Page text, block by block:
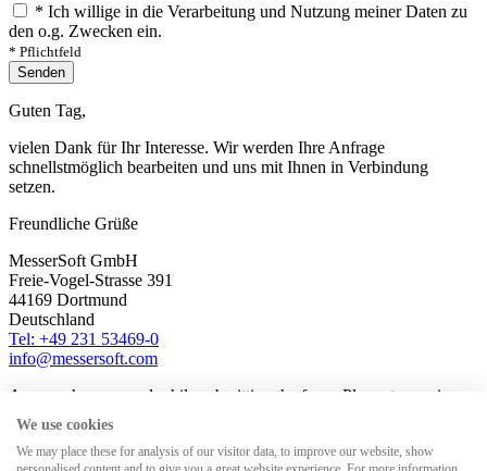
* Ich willige in die Verarbeitung und Nutzung meiner Daten zu
den o.g. Zwecken ein.
* Pflichtfeld
Senden
Guten Tag,
vielen Dank für Ihr Interesse. Wir werden Ihre Anfrage
schnellstmöglich bearbeiten und uns mit Ihnen in Verbindung
setzen.
Freundliche Grüße
MesserSoft GmbH
Freie-Vogel-Strasse 391
44169 Dortmund
Deutschland
Tel: +49 231 53469-0
info@messersoft.com
An error has occured while submitting the form. Please try again
later.
We use cookies
We may place these for analysis of our visitor data, to improve our website, show